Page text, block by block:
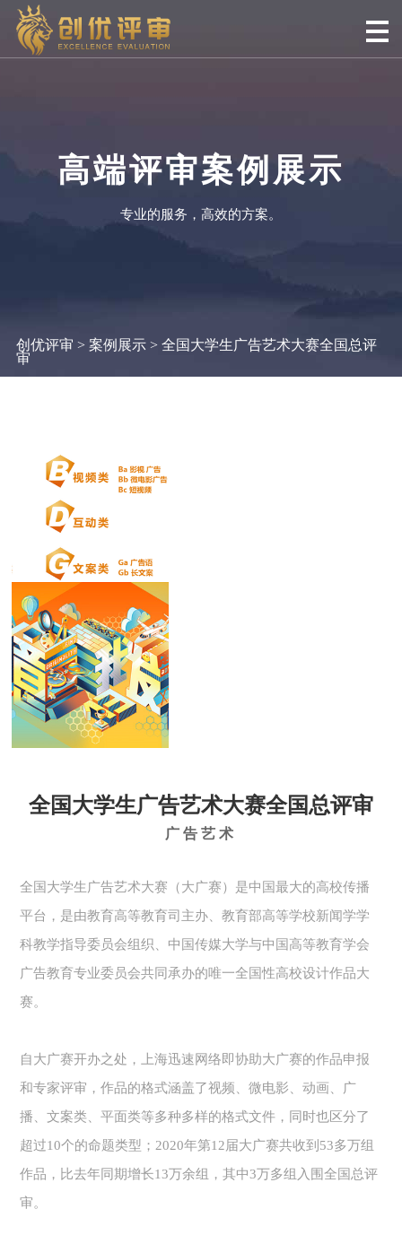
高端评审案例展示
专业的服务，高效的方案。
创优评审 > 案例展示> 全国大学生广告艺术大赛全国总评
审
全国大学生广告艺术大赛全国总评审
广告艺术
全国大学生广告艺术大赛（大广赛）是中国最大的高校传播
平台，是由教育高等教育司主办、教育部高等学校新闻学学
科教学指导委员会组织、中国传媒大学与中国高等教育学会
广告教育专业委员会共同承办的唯一全国性高校设计作品大
赛。
自大广赛开办之处，上海迅速网络即协助大广赛的作品申报
和专家评审，作品的格式涵盖了视频、微电影、动画、广
播、文案类、平面类等多种多样的格式文件，同时也区分了
超过10个的命题类型；2020年第12届大广赛共收到53多万组
作品，比去年同期增长13万余组，其中3万多组入围全国总评
审。